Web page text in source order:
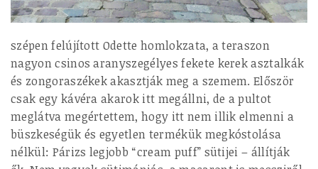
szépen felújított Odette homlokzata, a teraszon
nagyon csinos aranyszegélyes fekete kerek asztalkák
és zongoraszékek akasztják meg a szemem. Először
csak egy kávéra akarok itt megállni, de a pultot
meglátva megértettem, hogy itt nem illik elmenni a
büszkeségük és egyetlen termékük megkóstolása
nélkül: Párizs legjobb “cream puff” sütijei – állítják